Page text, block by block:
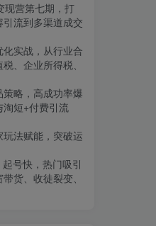
现营第七期，打
流到多渠道成交
实战，从行业合
、企业所得税、
略，高成功率爆
短+付费引流
法赋能，突破运
号快，热门吸引
货、收徒裂变、